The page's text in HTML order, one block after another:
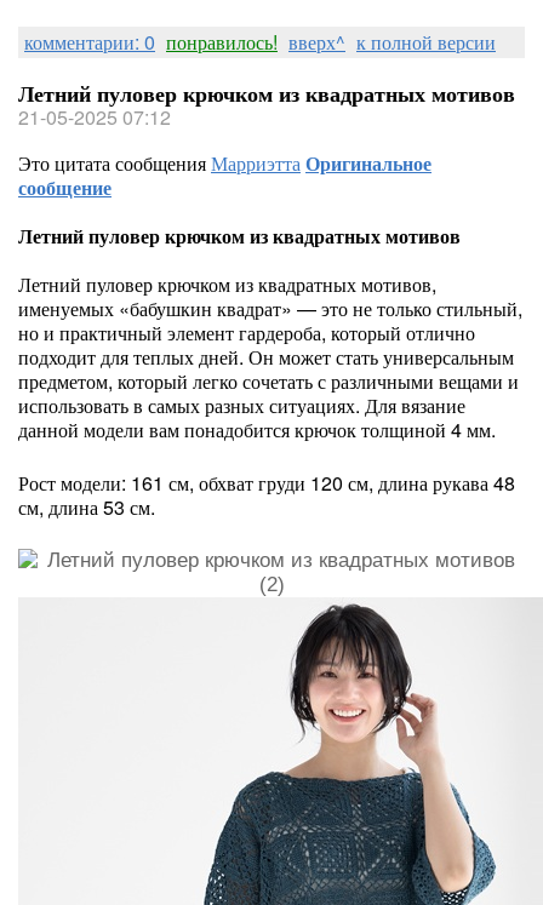
комментарии: 0 понравилось! вверх^ к полной версии
Летний пуловер крючком из квадратных мотивов
21-05-2025 07:12
Это цитата сообщенияМарриэттаОригинальное
сообщение
Летний пуловер крючком из квадратных мотивов
Летний пуловер крючком из квадратных мотивов,
именуемых «бабушкин квадрат» — это не только стильный,
но и практичный элемент гардероба, который отлично
подходит для теплых дней. Он может стать универсальным
предметом, который легко сочетать с различными вещами и
использовать в самых разных ситуациях. Для вязание
данной модели вам понадобится крючок толщиной 4 мм.
Рост модели: 161 см, обхват груди 120 см, длина рукава 48
см, длина 53 см.